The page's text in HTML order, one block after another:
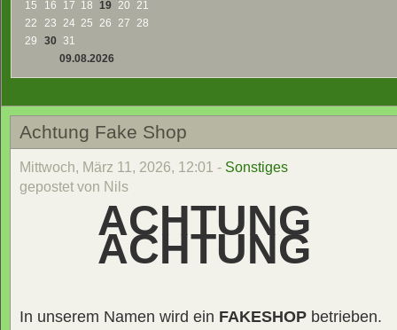
15
16 17 18 19 20 21
22
23 24 25 26 27 28
29
30 31
09.08.2026
Achtung Fake Shop
Mittwoch, März 11, 2026, 12:01 - Sonstiges
gepostet von Nils
ACHTUNG
ACHTUNG
In unserem Namen wird ein FAKESHOP betrieben.